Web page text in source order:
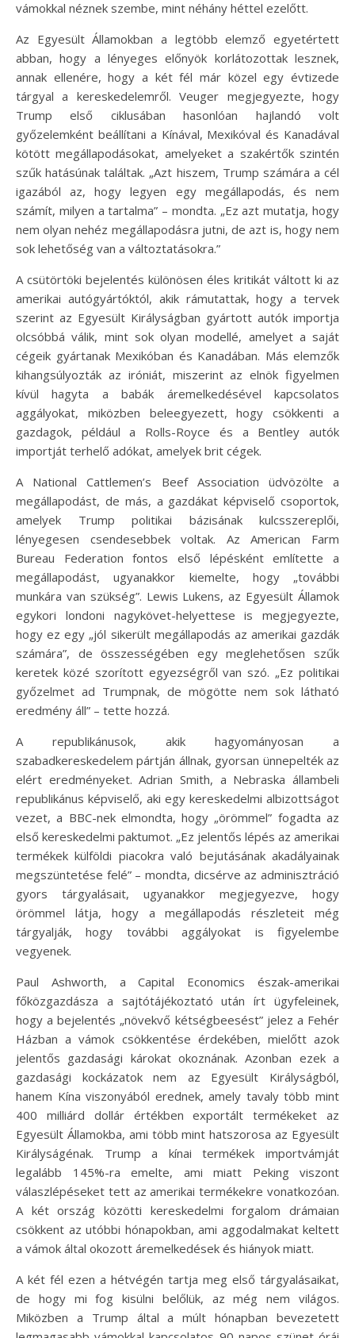
vámokkal néznek szembe, mint néhány héttel ezelőtt.
Az Egyesült Államokban a legtöbb elemző egyetértett
abban, hogy a lényeges előnyök korlátozottak lesznek,
annak ellenére, hogy a két fél már közel egy évtizede
tárgyal a kereskedelemről. Veuger megjegyezte, hogy
Trump első ciklusában hasonlóan hajlandó volt
győzelemként beállítani a Kínával, Mexikóval és Kanadával
kötött megállapodásokat, amelyeket a szakértők szintén
szűk hatásúnak találtak. „Azt hiszem, Trump számára a cél
igazából az, hogy legyen egy megállapodás, és nem
számít, milyen a tartalma” – mondta. „Ez azt mutatja, hogy
nem olyan nehéz megállapodásra jutni, de azt is, hogy nem
sok lehetőség van a változtatásokra.”
A csütörtöki bejelentés különösen éles kritikát váltott ki az
amerikai autógyártóktól, akik rámutattak, hogy a tervek
szerint az Egyesült Királyságban gyártott autók importja
olcsóbbá válik, mint sok olyan modellé, amelyet a saját
cégeik gyártanak Mexikóban és Kanadában. Más elemzők
kihangsúlyozták az iróniát, miszerint az elnök figyelmen
kívül hagyta a babák áremelkedésével kapcsolatos
aggályokat, miközben beleegyezett, hogy csökkenti a
gazdagok, például a Rolls-Royce és a Bentley autók
importját terhelő adókat, amelyek brit cégek.
A National Cattlemen’s Beef Association üdvözölte a
megállapodást, de más, a gazdákat képviselő csoportok,
amelyek Trump politikai bázisának kulcsszereplői,
lényegesen csendesebbek voltak. Az American Farm
Bureau Federation fontos első lépésként említette a
megállapodást, ugyanakkor kiemelte, hogy „további
munkára van szükség”. Lewis Lukens, az Egyesült Államok
egykori londoni nagykövet-helyettese is megjegyezte,
hogy ez egy „jól sikerült megállapodás az amerikai gazdák
számára”, de összességében egy meglehetősen szűk
keretek közé szorított egyezségről van szó. „Ez politikai
győzelmet ad Trumpnak, de mögötte nem sok látható
eredmény áll” – tette hozzá.
A republikánusok, akik hagyományosan a
szabadkereskedelem pártján állnak, gyorsan ünnepelték az
elért eredményeket. Adrian Smith, a Nebraska állambeli
republikánus képviselő, aki egy kereskedelmi albizottságot
vezet, a BBC-nek elmondta, hogy „örömmel” fogadta az
első kereskedelmi paktumot. „Ez jelentős lépés az amerikai
termékek külföldi piacokra való bejutásának akadályainak
megszüntetése felé” – mondta, dicsérve az adminisztráció
gyors tárgyalásait, ugyanakkor megjegyezve, hogy
örömmel látja, hogy a megállapodás részleteit még
tárgyalják, hogy további aggályokat is figyelembe
vegyenek.
Paul Ashworth, a Capital Economics észak-amerikai
főközgazdásza a sajtótájékoztató után írt ügyfeleinek,
hogy a bejelentés „növekvő kétségbeesést” jelez a Fehér
Házban a vámok csökkentése érdekében, mielőtt azok
jelentős gazdasági károkat okoznának. Azonban ezek a
gazdasági kockázatok nem az Egyesült Királyságból,
hanem Kína viszonyából erednek, amely tavaly több mint
400 milliárd dollár értékben exportált termékeket az
Egyesült Államokba, ami több mint hatszorosa az Egyesült
Királyságénak. Trump a kínai termékek importvámját
legalább 145%-ra emelte, ami miatt Peking viszont
válaszlépéseket tett az amerikai termékekre vonatkozóan.
A két ország közötti kereskedelmi forgalom drámaian
csökkent az utóbbi hónapokban, ami aggodalmakat keltett
a vámok által okozott áremelkedések és hiányok miatt.
A két fél ezen a hétvégén tartja meg első tárgyalásaikat,
de hogy mi fog kisülni belőlük, az még nem világos.
Miközben a Trump által a múlt hónapban bevezetett